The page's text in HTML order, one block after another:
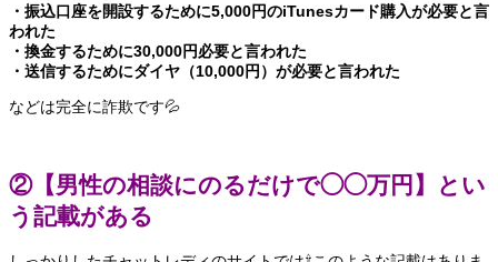
・振込口座を開設するために5,000円のiTunesカード購入が必要と言
われた
・換金するために30,000円必要と言われた
・送信するためにダイヤ（10,000円）が必要と言われた
などは完全に詐欺です💦
②【男性の相談にのるだけで◯◯万円】とい
う記載がある